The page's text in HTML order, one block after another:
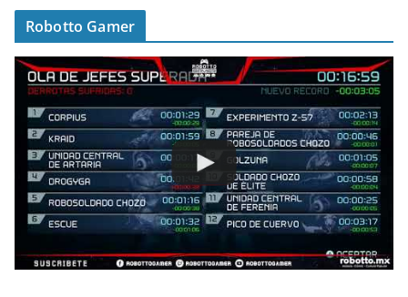
Robotto Gamer